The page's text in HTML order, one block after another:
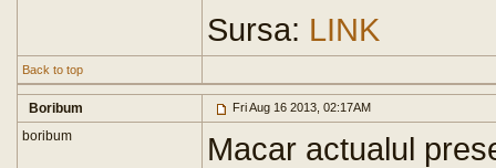
Sursa: LINK
Back to top
Boribum Fri Aug 16 2013, 02:17AM
boribum
Macar actualul